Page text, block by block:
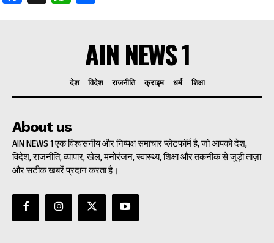
AIN NEWS 1
देश विदेश राजनीति क्राइम धर्म शिक्षा
About us
AIN NEWS 1 एक विश्वसनीय और निष्पक्ष समाचार प्लेटफॉर्म है, जो आपको देश,
विदेश, राजनीति, व्यापार, खेल, मनोरंजन, स्वास्थ्य, शिक्षा और तकनीक से जुड़ी ताज़ा
और सटीक खबरें प्रदान करता है।